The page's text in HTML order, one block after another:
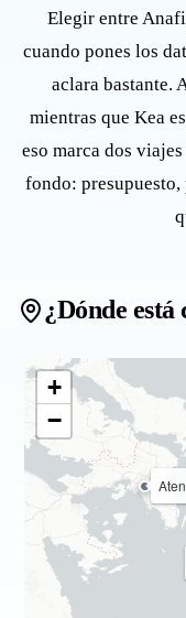
Elegir entre
cuando pones los
aclara bastante.
mientras que Kea
eso marca dos
fondo:
¿Dónde está
+
−